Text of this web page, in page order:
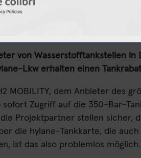
von Wasserstofftankstellen in
Lkw erhalten einen
dem Anbieter des
Zugriff auf die 350-Bar-
Projektpartner stellen sicher,
die hylane-Tankkarte, die
ist das also problemlos möglich.